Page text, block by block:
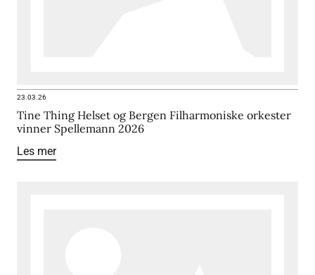
23.03.26
Tine Thing Helset og Bergen Filharmoniske orkester
vinner Spellemann 2026
Les mer